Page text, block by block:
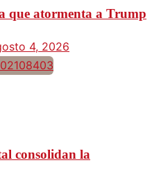
que atormenta a Trump
4, 2026
consolidan la